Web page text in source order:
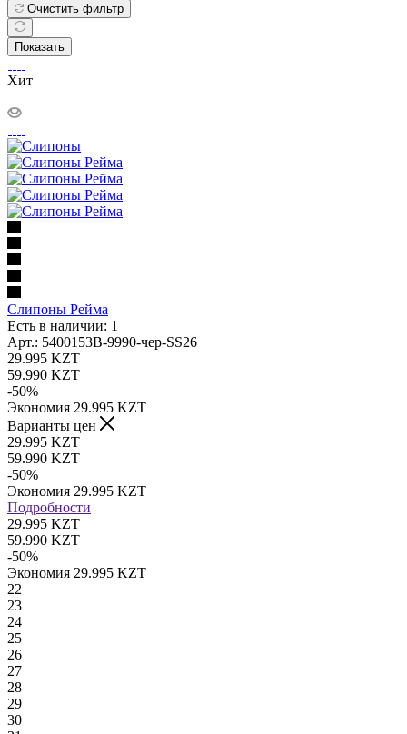
Очистить фильтр
Показать
Хит
Слипоны Рейма
Есть в наличии: 1
Арт.: 5400153B-9990-чер-SS26
29.995 KZT
59.990 KZT
-50%
Экономия 29.995 KZT
Варианты цен
29.995 KZT
59.990 KZT
-50%
Экономия 29.995 KZT
Подробности
29.995 KZT
59.990 KZT
-50%
Экономия 29.995 KZT
22
23
24
25
26
27
28
29
30